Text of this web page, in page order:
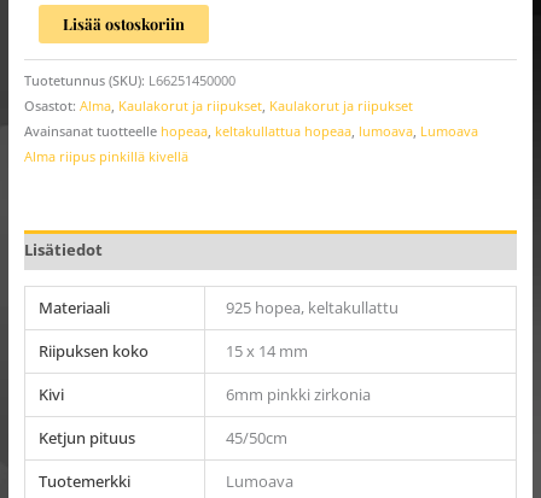
Lisää ostoskoriin
Tuotetunnus (SKU): L66251450000
Osastot: Alma, Kaulakorut ja riipukset, Kaulakorut ja riipukset
Avainsanat tuotteelle hopeaa, keltakullattua hopeaa, lumoava, Lumoava
Alma riipus pinkillä kivellä
Lisätiedot
Materiaali
925 hopea, keltakullattu
Riipuksen koko
15 x 14 mm
Kivi
6mm pinkki zirkonia
Ketjun pituus
45/50cm
Tuotemerkki
Lumoava